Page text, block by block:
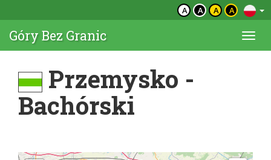
A A A A
Góry Bez Granic
Przemysko -
Bachórski